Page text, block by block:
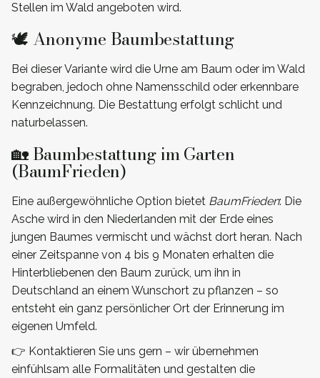
Stellen im Wald angeboten wird.
🕊️ Anonyme Baumbestattung
Bei dieser Variante wird die Urne am Baum oder im Wald
begraben, jedoch ohne Namensschild oder erkennbare
Kennzeichnung. Die Bestattung erfolgt schlicht und
naturbelassen.
🏡 Baumbestattung im Garten
(BaumFrieden)
Eine außergewöhnliche Option bietet BaumFrieden: Die
Asche wird in den Niederlanden mit der Erde eines
jungen Baumes vermischt und wächst dort heran. Nach
einer Zeitspanne von 4 bis 9 Monaten erhalten die
Hinterbliebenen den Baum zurück, um ihn in
Deutschland an einem Wunschort zu pflanzen – so
entsteht ein ganz persönlicher Ort der Erinnerung im
eigenen Umfeld.
👉 Kontaktieren Sie uns gern – wir übernehmen
einfühlsam alle Formalitäten und gestalten die